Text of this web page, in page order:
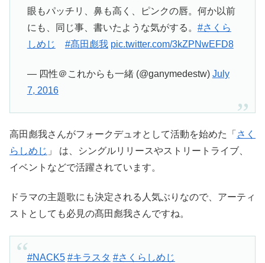
眼もパッチリ、鼻も高く、ピンクの唇。何か以前
にも、同じ事、書いたような気がする。 #さくら
しめじ
#髙田彪我 pic.twitter.com/3kZPNwEFD8
— 四性＠これからも一緒 (@ganymedestw) July
7, 2016
高田彪我さんがフォークデュオとして活動を始めた「 さく
らしめじ 」 は、シングルリリースやストリートライブ、
イベントなどで活躍されています。
ドラマの主題歌にも決定される人気ぶりなので、アーティ
ストとしても必見の髙田彪我さんですね。
#NACK5 #キラスタ #さくらしめじ